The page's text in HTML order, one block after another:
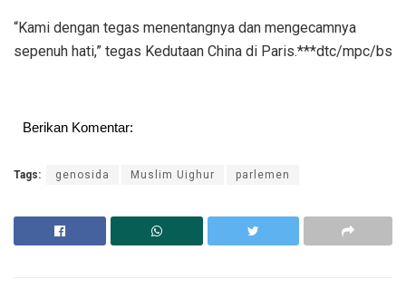
“Kami dengan tegas menentangnya dan mengecamnya
sepenuh hati,” tegas Kedutaan China di Paris.***dtc/mpc/bs
Berikan Komentar:
Tags: genosida Muslim Uighur parlemen